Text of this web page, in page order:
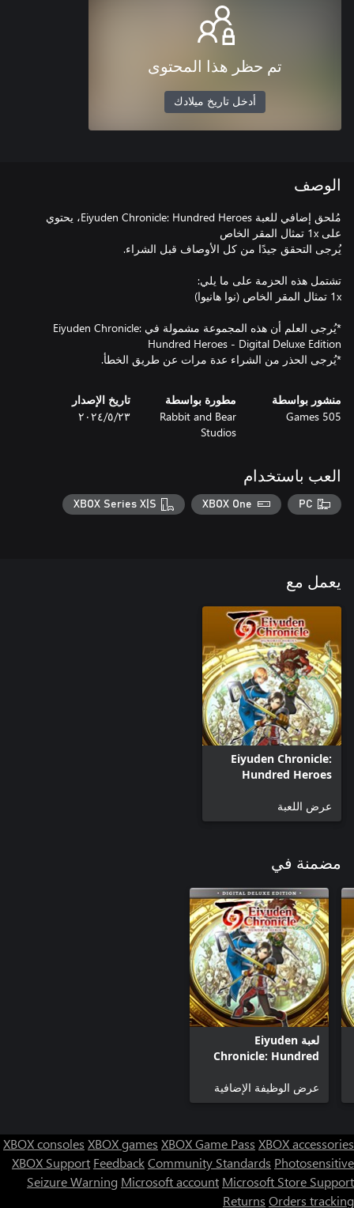
تم حظر هذا المحتوى
أدخل تاريخ ميلادك
الوصف
مُلحق إضافي للعبة Eiyuden Chronicle: Hundred Heroes، يحتوي
*يُرجى العلم أن هذه المجموعة مشمولة في Eiyuden Chronicle:
*يُرجى الحذر من الشراء عدة مرات عن طريق الخطأ.
منشور بواسطة
505 Games
مطورة بواسطة
Rabbit and Bear
Studios
تاريخ الإصدار
٢٣‏/٥‏/٢٠٢٤
العب باستخدام
PC
XBOX One
XBOX Series X|S
يعمل مع
Eiyuden Chronicle:
Hundred Heroes
عرض اللعبة
مضمنة في
لعبة Eiyuden
Chronicle: Hundred
Digital Deluxe
عرض الوظيفة الإضافية
XBOX consoles XBOX games XBOX Game Pass XBOX accessories
XBOX Support FeedbackCommunity Standards Photosensitive
Seizure Warning Microsoft account Microsoft Store Support
Returns Orders tracking